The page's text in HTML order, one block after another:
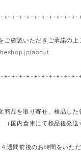
+-+-+-+-+-+-+-+-+-+-
ご確認いただきご承諾の上
about
+-+-+-+-+-+-+-+-+-+-
商品を取り寄せ、検品した
（国内倉庫にて検品後発送
週間前後のお時間をいただ